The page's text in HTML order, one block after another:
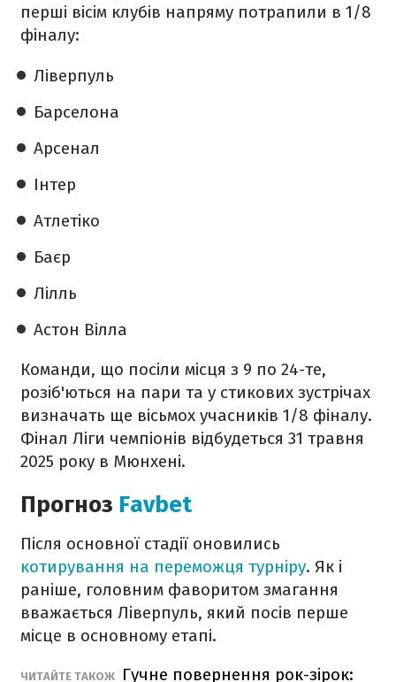
перші вісім клубів напряму потрапили в 1/8
фіналу:
Ліверпуль
Барселона
Арсенал
Інтер
Атлетіко
Баєр
Лілль
Астон Вілла
Команди, що посіли місця з 9 по 24-те,
розіб'ються на пари та у стикових зустрічах
визначать ще вісьмох учасників 1/8 фіналу.
Фінал Ліги чемпіонів відбудеться 31 травня
2025 року в Мюнхені.
Прогноз Favbet
Після основної стадії оновились
котирування на переможця турніру. Як і
раніше, головним фаворитом змагання
вважається Ліверпуль, який посів перше
місце в основному етапі.
ЧИТАЙТЕ ТАКОЖ Гучне повернення рок-зірок: